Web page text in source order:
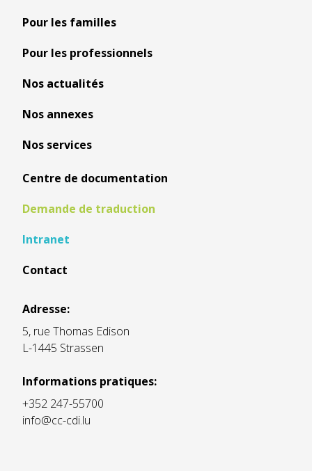
Pour les familles
Pour les professionnels
Nos actualités
Nos annexes
Nos services
Centre de documentation
Demande de traduction
Intranet
Contact
Adresse:
5, rue Thomas Edison
L-1445 Strassen
Informations pratiques:
+352 247-55700
info@cc-cdi.lu